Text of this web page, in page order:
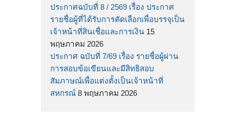
ประกาศฉบับที่ 8 / 2569 เรื่อง ประกาศ
รายชื่อผู้ที่ได้รับการคัดเลือกเพื่อบรรจุเป็น
เจ้าหน้าที่สินเชื่อและการเงิน 15
พฤษภาคม 2026
ประกาศ ฉบับที่ 7/69 เรื่อง รายชื่อผู้ผ่าน
การสอบข้อเขียนและมีสิทธิสอบ
สัมภาษณ์เพื่อแต่งตั้งเป็นเจ้าหน้าที่
สหกรณ์ 8 พฤษภาคม 2026